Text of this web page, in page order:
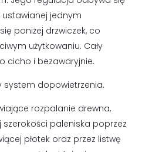
jednym
poniżej drzwiczek, co
użytkowaniu. Cały
cicho i bezawaryjnie.
system dopowietrzenia.
rozpalanie drewna,
paleniska poprzez
płotek oraz przez listwę